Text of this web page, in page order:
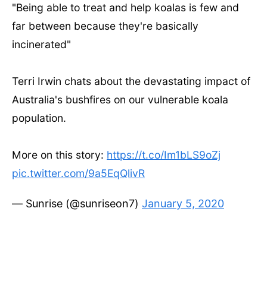
"Being able to treat and help koalas is few and
far between because they're basically
incinerated"
Terri Irwin chats about the devastating impact of
Australia's bushfires on our vulnerable koala
population.
More on this story: https://t.co/Im1bLS9oZj
pic.twitter.com/9a5EqQlivR
— Sunrise (@sunriseon7) January 5, 2020